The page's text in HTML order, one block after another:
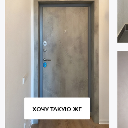
ХОЧУ ТАКУЮ ЖЕ